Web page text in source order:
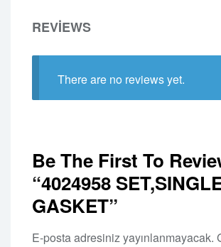
REVIEWS
There are no reviews yet.
Be The First To
“4024958
GASKET”
E-posta adresiniz yayınlanmayacak.